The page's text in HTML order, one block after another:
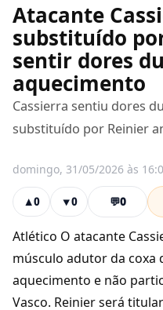
Atacante
substituído
sentir dores
aquecimento
Cassierra sentiu dores
substituído por Reinier
domingo, 31/05/2026 às
▲0 ▼0 💬0
Atlético O atacante
músculo adutor da coxa
aquecimento e não
Vasco. Reinier será